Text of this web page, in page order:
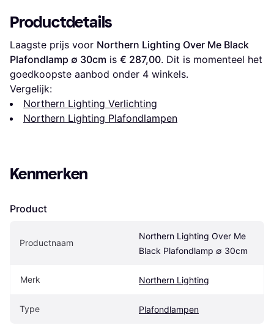
Productdetails
Laagste prijs voor Northern Lighting Over Me Black
Plafondlamp ∅ 30cm is € 287,00. Dit is momenteel het
goedkoopste aanbod onder 4 winkels.
Vergelijk:
Northern Lighting Verlichting
Northern Lighting Plafondlampen
Kenmerken
Product
Productnaam
Northern Lighting Over Me
Black Plafondlamp ∅ 30cm
Merk Northern Lighting
Type Plafondlampen